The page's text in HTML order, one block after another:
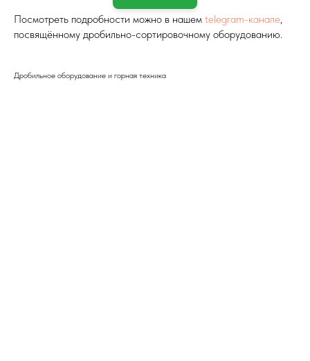
Посмотреть подробности можно в нашем telegram-канале,
посвящённому дробильно-сортировочному оборудованию.
Дробильное оборудование и горная техника